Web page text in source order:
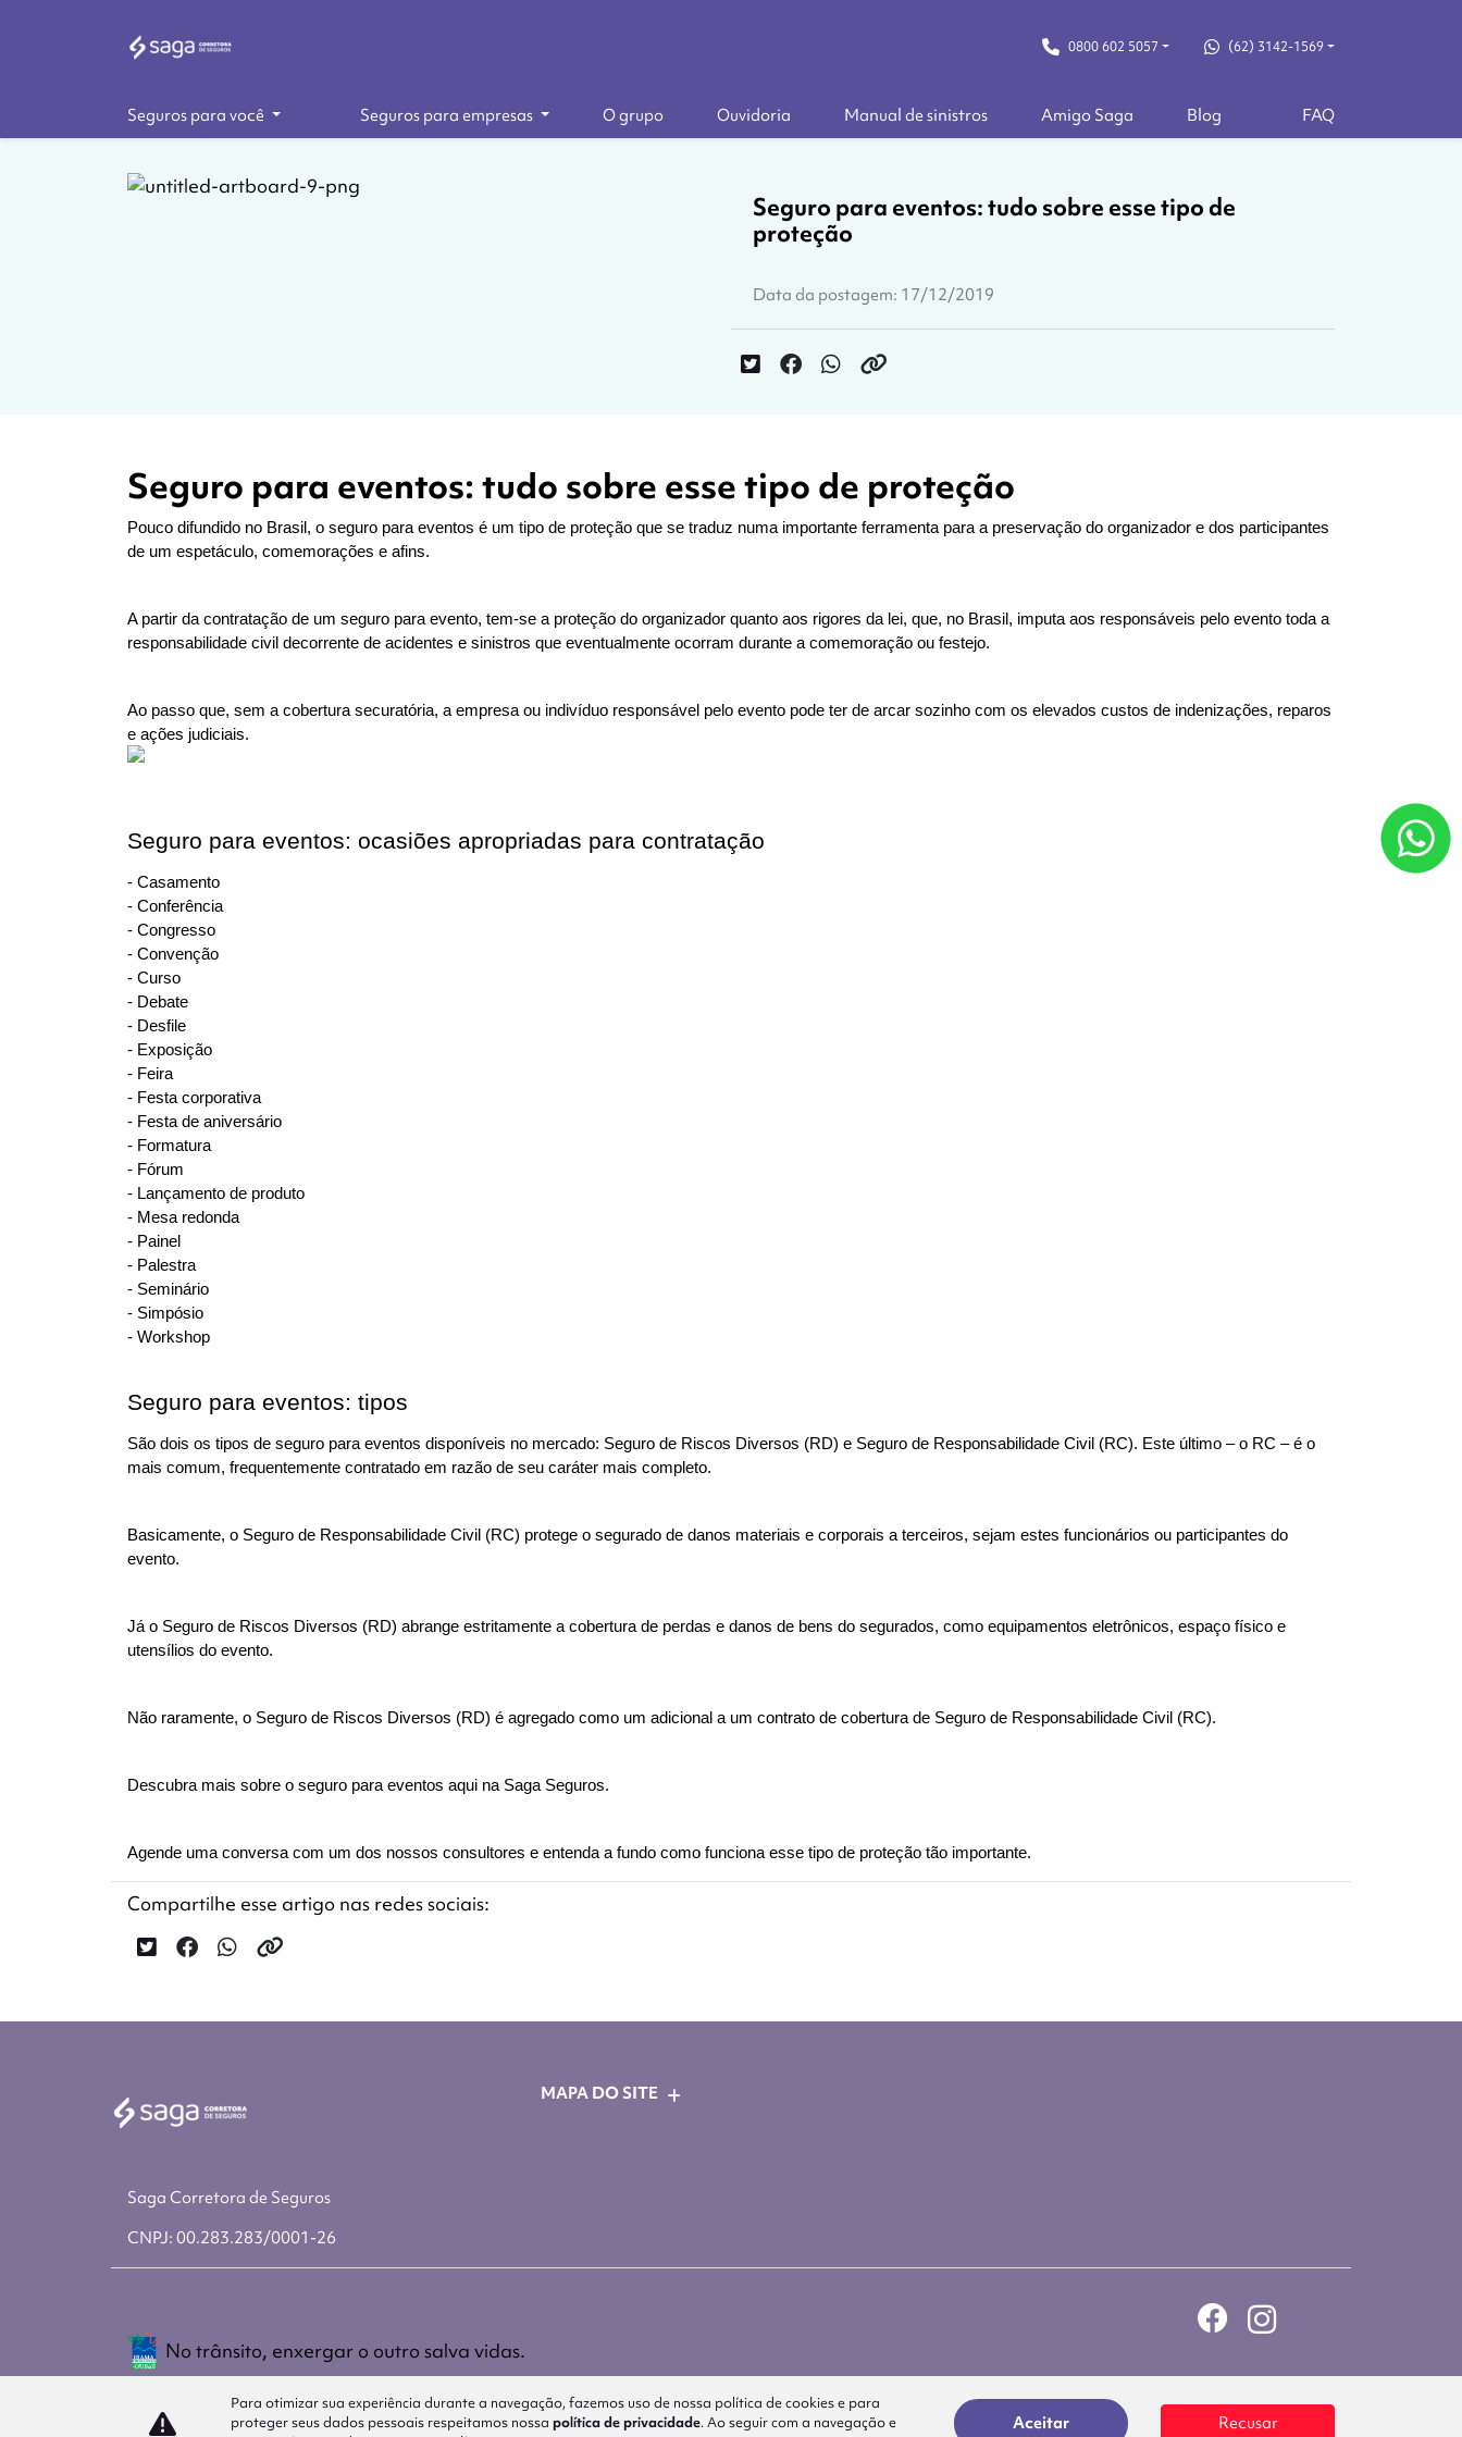
0800 602 5057 (62) 3142-1569
Seguros para você Seguros para empresas O grupo Ouvidoria Manual de sinistros Amigo Saga Blog FAQ
Seguro para eventos: tudo sobre esse tipo de
proteção
Data da postagem: 17/12/2019
Seguro para eventos: tudo sobre esse tipo de proteção
Pouco difundido no Brasil, o seguro para eventos é um tipo de proteção que se traduz numa importante ferramenta para a preservação do organizador e dos participantes
de um espetáculo, comemorações e afins.
A partir da contratação de um seguro para evento, tem-se a proteção do organizador quanto aos rigores da lei, que, no Brasil, imputa aos responsáveis pelo evento toda a
responsabilidade civil decorrente de acidentes e sinistros que eventualmente ocorram durante a comemoração ou festejo.
Ao passo que, sem a cobertura securatória, a empresa ou indivíduo responsável pelo evento pode ter de arcar sozinho com os elevados custos de indenizações, reparos
e ações judiciais.
Seguro para eventos: ocasiões apropriadas para contratação
- Casamento
- Conferência
- Congresso
- Convenção
- Curso
- Debate
- Desfile
- Exposição
- Feira
- Festa corporativa
- Festa de aniversário
- Formatura
- Fórum
- Lançamento de produto
- Mesa redonda
- Painel
- Palestra
- Seminário
- Simpósio
- Workshop
Seguro para eventos: tipos
São dois os tipos de seguro para eventos disponíveis no mercado: Seguro de Riscos Diversos (RD) e Seguro de Responsabilidade Civil (RC). Este último – o RC – é o
mais comum, frequentemente contratado em razão de seu caráter mais completo.
Basicamente, o Seguro de Responsabilidade Civil (RC) protege o segurado de danos materiais e corporais a terceiros, sejam estes funcionários ou participantes do
evento.
Já o Seguro de Riscos Diversos (RD) abrange estritamente a cobertura de perdas e danos de bens do segurados, como equipamentos eletrônicos, espaço físico e
utensílios do evento.
Não raramente, o Seguro de Riscos Diversos (RD) é agregado como um adicional a um contrato de cobertura de Seguro de Responsabilidade Civil (RC).
Descubra mais sobre o seguro para eventos aqui na Saga Seguros.
Agende uma conversa com um dos nossos consultores e entenda a fundo como funciona esse tipo de proteção tão importante.
Compartilhe esse artigo nas redes sociais:
MAPA DO SITE
Saga Corretora de Seguros
CNPJ: 00.283.283/0001-26
No trânsito, enxergar o outro salva vidas.
Para otimizar sua experiência durante a navegação, fazemos uso de nossa política de cookies e para
proteger seus dados pessoais respeitamos nossa política de privacidade. Ao seguir com a navegação e
Aceitar Recusar